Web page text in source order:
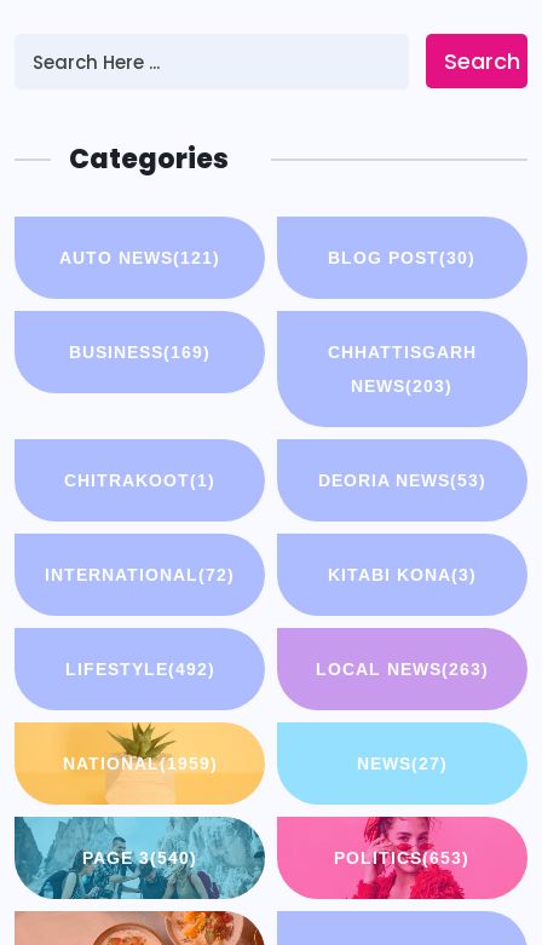
Search
Categories
AUTO NEWS(121) BLOG POST(30)
BUSINESS(169)
CHHATTISGARH
NEWS(203)
CHITRAKOOT(1) DEORIA NEWS(53)
INTERNATIONAL(72) KITABI KONA(3)
LIFESTYLE(492) LOCAL NEWS(263)
NATIONAL(1959) NEWS(27)
PAGE 3(540) POLITICS(653)